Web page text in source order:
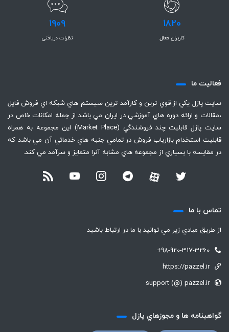
1820
کاربران فعال
1909
نظرات دریافتی
فعاليت ما
سايت پازل يكي از قوي ترين و كارآمد ترين سيستم هاي شبكه اي فروش فايل
،‌مقالات و ارائه دوره هاي آموزشي در ايران مي باشد از جمله امكانات خاص در
سايت پازل قابليت چند فروشندگي (Market Place) اين مجموعه به همراه
قابليت استخدام بازارياب فروش در تمامي جنبه هاي خدماتي آن مي باشد كه
در مقايسه با بسياري از مجموعه هاي مشابه آنرا متمايز و سرآمد مي كند.
تماس با ما
از طريق مبادي زير مي توانيد با ما در ارتباط باشيد
+98-920-317-3260
https://pazzel.ir
support (@) pazzel.ir
گواهينامه ها و مجوزهاي پازل